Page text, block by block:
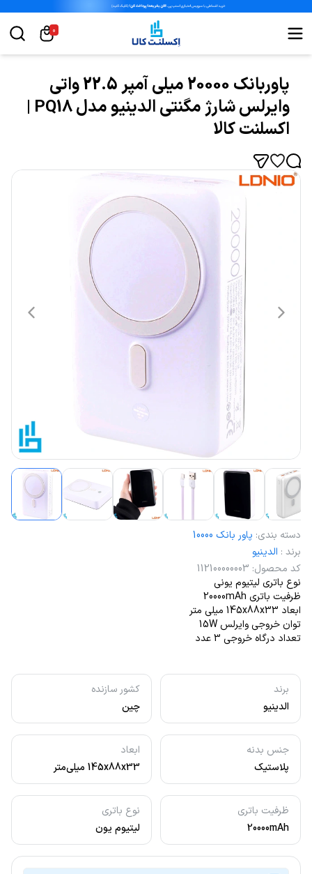
0
پاوربانک 20000 میلی آمپر 22.5 واتی
وایرلس شارژ مگنتی الدینیو مدل PQ18 |
اکسلنت کالا
برند
الدینیو
کشور سازنده
چین
جنس بدنه
پلاستیک
ابعاد
145x88x33 میلی‌متر
ظرفیت باتری
20000mAh
نوع باتری
لیتیوم یون
دسته بندی: پاور بانک 10000
برند : الدینیو
کد محصول:
112100000003
نوع باتری لیتیوم یونی
ظرفیت باتری 20000mAh
ابعاد 145x88x33 میلی متر
توان خروجی وایرلس 15W
تعداد درگاه خروجی 3 عدد